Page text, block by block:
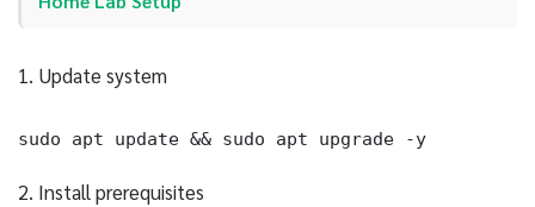
1. Update system
sudo apt update && sudo apt upgrade -y
2. Install prerequisites